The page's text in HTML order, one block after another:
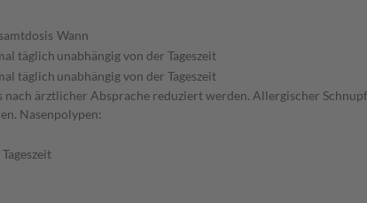
Wann
täglich unabhängig von der Tageszeit
täglich unabhängig von der Tageszeit
ärztlicher Absprache reduziert werden. Allergischer
Nasenpolypen: